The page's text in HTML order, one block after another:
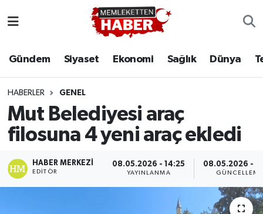
Gündem Siyaset Ekonomi Sağlık Dünya
HABERLER GENEL
Mut Belediyesi araç
filosuna 4 yeni araç ekledi
HABER MERKEZI
EDITÖR
08.05.2026 - 14:25
YAYINLANMA
08.05.2026 -
GÜNCELLEME